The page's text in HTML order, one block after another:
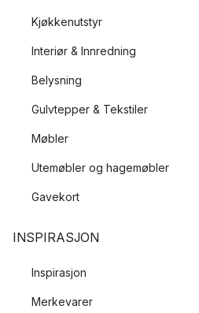
Kjøkkenutstyr
Interiør & Innredning
Belysning
Gulvtepper & Tekstiler
Møbler
Utemøbler og hagemøbler
Gavekort
INSPIRASJON
Inspirasjon
Merkevarer